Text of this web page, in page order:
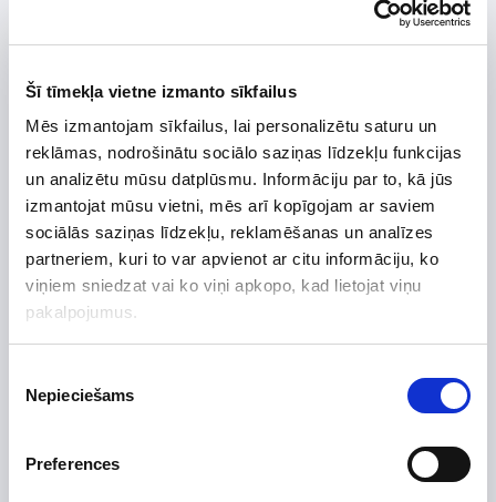
Šī tīmekļa vietne izmanto sīkfailus
Mēs izmantojam sīkfailus, lai personalizētu saturu un
reklāmas, nodrošinātu sociālo saziņas līdzekļu funkcijas
un analizētu mūsu datplūsmu. Informāciju par to, kā jūs
izmantojat mūsu vietni, mēs arī kopīgojam ar saviem
sociālās saziņas līdzekļu, reklamēšanas un analīzes
partneriem, kuri to var apvienot ar citu informāciju, ko
viņiem sniedzat vai ko viņi apkopo, kad lietojat viņu
pakalpojumus.
izvēle
Nepieciešams
Preferences
Uzdot jautājumu par preci
Preces apraksts
Ražotājs
Dziļums, mm
Izgatavots no